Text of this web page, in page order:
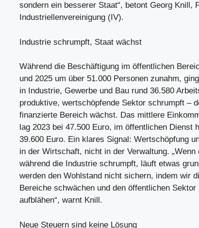
sondern ein besserer Staat“, betont Georg Knill,
Industriellenvereinigung (IV).
Industrie schrumpft, Staat wächst
Während die Beschäftigung im öffentlichen
und 2025 um über 51.000 Personen zunahm,
in Industrie, Gewerbe und Bau rund 36.580
produktive, wertschöpfende Sektor schrumpft –
finanzierte Bereich wächst. Das mittlere
lag 2023 bei 47.500 Euro, im öffentlichen Dienst
39.600 Euro. Ein klares Signal: Wertschöpfung
in der Wirtschaft, nicht in der Verwaltung.
während die Industrie schrumpft, läuft etwas
werden den Wohlstand nicht sichern, indem wir
Bereiche schwächen und den öffentlichen
aufblähen“, warnt Knill.
Neue Steuern sind keine Lösung